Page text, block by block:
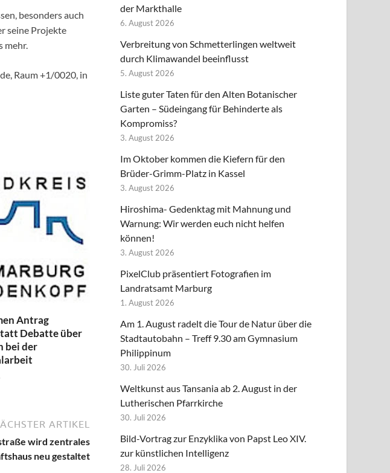
besonders auch
seine Projekte
mehr.
Raum +1/0020, in
Antrag
Debatte über
bei der
ARTIKEL
wird zentrales
neu gestaltet
der Markthalle
6. August 2026
Verbreitung von Schmetterlingen weltweit
durch Klimawandel beeinflusst
5. August 2026
Liste guter Taten für den Alten Botanischer
Garten – Südeingang für Behinderte als
Kompromiss?
3. August 2026
Im Oktober kommen die Kiefern für den
Brüder-Grimm-Platz in Kassel
3. August 2026
Hiroshima- Gedenktag mit Mahnung und
Warnung: Wir werden euch nicht helfen
können!
3. August 2026
PixelClub präsentiert Fotografien im
Landratsamt Marburg
1. August 2026
Am 1. August radelt die Tour de Natur über die
Stadtautobahn – Treff 9.30 am Gymnasium
Philippinum
30. Juli 2026
Weltkunst aus Tansania ab 2. August in der
Lutherischen Pfarrkirche
30. Juli 2026
Bild-Vortrag zur Enzyklika von Papst Leo XIV.
zur künstlichen Intelligenz
28. Juli 2026